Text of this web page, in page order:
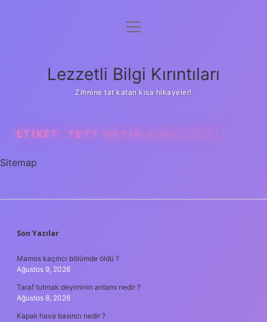
Anasayfa
Yasal Uyarı
menüyü
Lezzetli Bilgi Kırıntıları
Zihnine tat katan kısa hikayeler!
ETIKET: TETT NEYIN KISALTMASI
Sitemap
SIDEBAR
Son Yazılar
Mamos kaçıncı bölümde öldü ?
Ağustos 9, 2026
Taraf tutmak deyiminin anlamı nedir ?
Ağustos 8, 2026
Kapalı hava basıncı nedir ?